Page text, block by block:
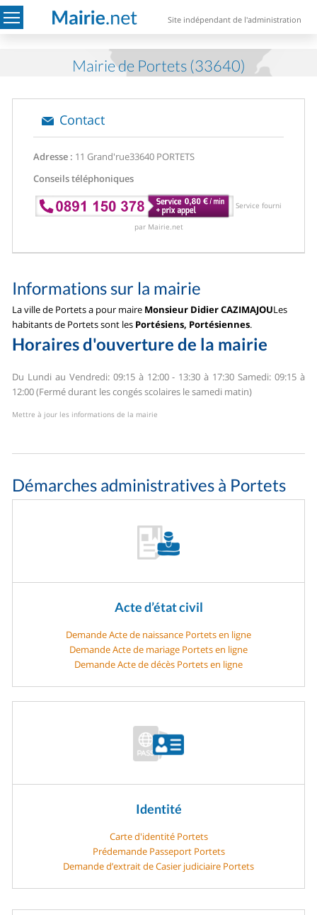
Site indépendant de l'administration
Mairie de Portets (33640)
Contact
Adresse : 11 Grand'rue33640 PORTETS
Conseils téléphoniques
Service fourni
par Mairie.net
Informations sur la mairie
La ville de Portets a pour maire Monsieur Didier CAZIMAJOULes
habitants de Portets sont les Portésiens, Portésiennes.
Horaires d'ouverture de la mairie
Du Lundi au Vendredi: 09:15 à 12:00 - 13:30 à 17:30 Samedi: 09:15 à
12:00 (Fermé durant les congés scolaires le samedi matin)
Mettre à jour les informations de la mairie
Démarches administratives à Portets
Acte d’état civil
Demande Acte de naissance Portets en ligne
Demande Acte de mariage Portets en ligne
Demande Acte de décès Portets en ligne
Identité
Carte d'identité Portets
Prédemande Passeport Portets
Demande d’extrait de Casier judiciaire Portets